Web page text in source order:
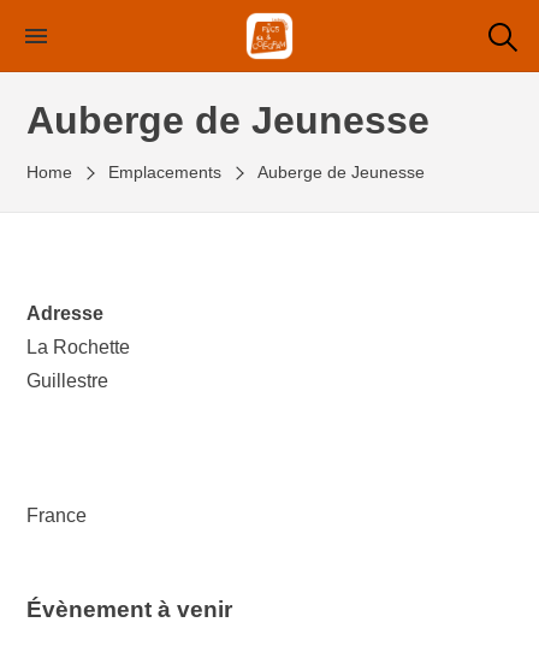
contentAuberge de Jeunesse
Home Emplacements Auberge de Jeunesse
Adresse
La Rochette
Guillestre
France
Évènement à venir